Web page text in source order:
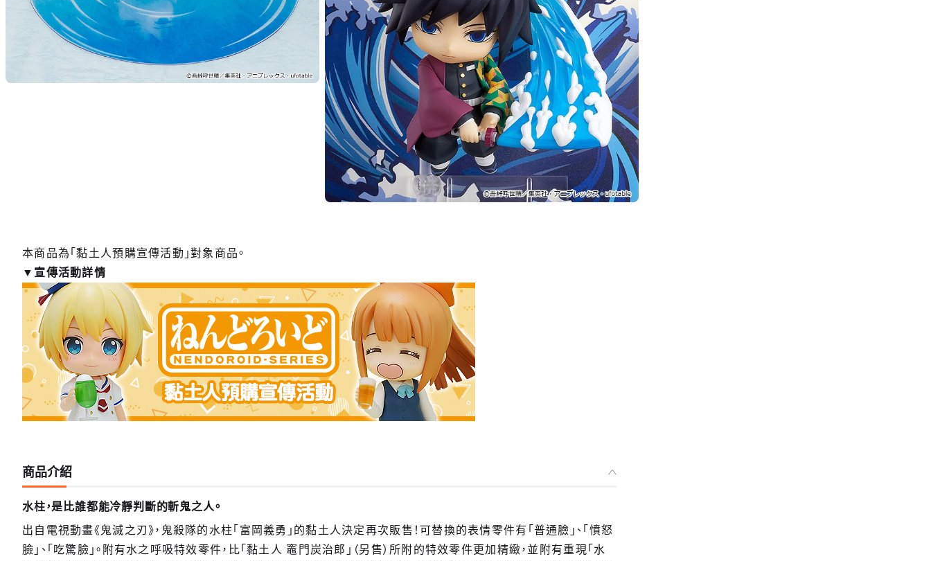
預購截止
本商品為「黏土人預購宣傳活動」對象商品。
▼宣傳活動詳情
商品介紹
水柱，是比誰都能冷靜判斷的斬鬼之人。
出自電視動畫《鬼滅之刃》，鬼殺隊的水柱「富岡義勇」的黏土人決定再次販售！可替換的表情零件有「普通臉」、「憤怒
臉」、「吃驚臉」。附有水之呼吸特效零件，比「黏土人 竈門炭治郎」（另售）所附的特效零件更加精緻，並附有重現「水